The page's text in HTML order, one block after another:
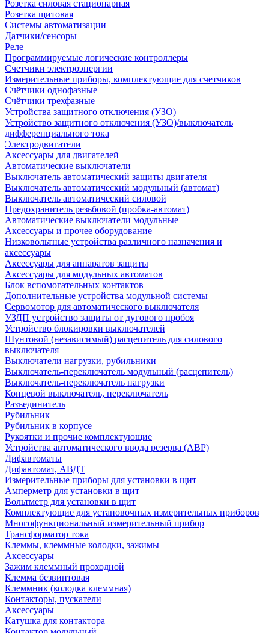
Розетка силовая стационарная
Розетка щитовая
Системы автоматизации
Датчики/сенсоры
Реле
Программируемые логические контроллеры
Счетчики электроэнергии
Измерительные приборы, комплектующие для счетчиков
Счётчики однофазные
Счётчики трехфазные
Устройства защитного отключения (УЗО)
Устройство защитного отключения (УЗО)/выключатель
дифференциального тока
Электродвигатели
Аксессуары для двигателей
Автоматические выключатели
Выключатель автоматический защиты двигателя
Выключатель автоматический модульный (автомат)
Выключатель автоматический силовой
Предохранитель резьбовой (пробка-автомат)
Автоматические выключатели модульные
Аксессуары и прочее оборудование
Низковольтные устройства различного назначения и
аксессуары
Аксессуары для аппаратов защиты
Аксессуары для модульных автоматов
Блок вспомогательных контактов
Дополнительные устройства модульной системы
Сервомотор для автоматического выключателя
УЗДП устройство защиты от дугового пробоя
Устройство блокировки выключателей
Шунтовой (независимый) расцепитель для силового
выключателя
Выключатели нагрузки, рубильники
Выключатель-переключатель модульный (расцепитель)
Выключатель-переключатель нагрузки
Концевой выключатель, переключатель
Разъединитель
Рубильник
Рубильник в корпусе
Рукоятки и прочие комплектующие
Устройства автоматического ввода резерва (АВР)
Дифавтоматы
Дифавтомат, АВДТ
Измерительные приборы для установки в щит
Амперметр для установки в щит
Вольтметр для установки в щит
Комплектующие для установочных измерительных приборов
Многофункциональный измерительный прибор
Трансформатор тока
Клеммы, клеммные колодки, зажимы
Аксессуары
Зажим клеммный проходной
Клемма безвинтовая
Клеммник (колодка клеммная)
Контакторы, пускатели
Аксессуары
Катушка для контактора